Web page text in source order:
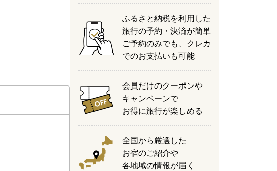
ふるさと納税を利用した
旅行の予約・決済が簡単
ご予約のみでも、クレカ
でのお支払いも可能
会員だけのクーポンや
キャンペーンで
お得に旅行が楽しめる
全国から厳選した
お宿のご紹介や
各地域の情報が届く